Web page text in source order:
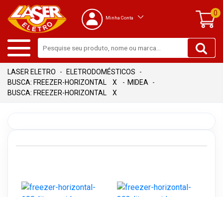
Minha Conta
0
ELETRODOMÉSTICOS
BUSCA: FREEZER-HORIZONTAL
X
MIDEA
BUSCA: FREEZER-HORIZONTAL
X